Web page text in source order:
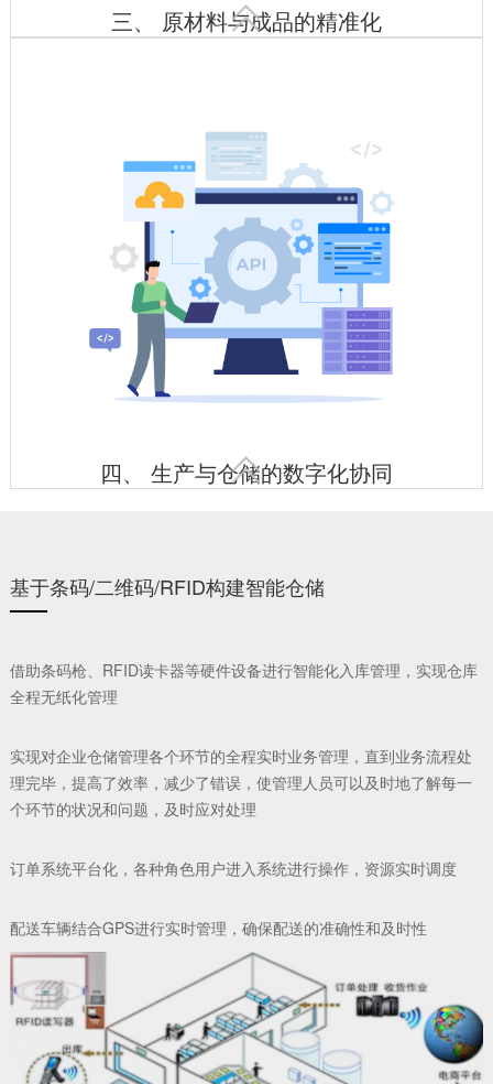
三、 原材料与成品的精准化

动态库存优化
四、 生产与仓储的数字化协同

CNC机床加装物联网盒子，缺料自动触发AGV送料
应急响应机制
紧急订单自动计算缺料情况，生成替代方案
基于条码/二维码/RFID构建智能仓储
借助条码枪、RFID读卡器等硬件设备进行智能化入库管理，实现仓库
全程无纸化管理
实现对企业仓储管理各个环节的全程实时业务管理，直到业务流程处
理完毕，提高了效率，减少了错误，使管理人员可以及时地了解每一
个环节的状况和问题，及时应对处理
订单系统平台化，各种角色用户进入系统进行操作，资源实时调度
配送车辆结合GPS进行实时管理，确保配送的准确性和及时性